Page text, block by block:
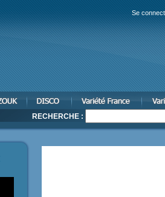
Se
RECHERCHE :